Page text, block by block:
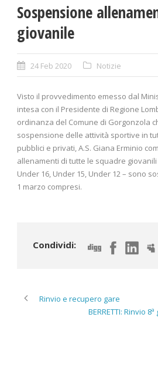
Sospensione
giovanile
24 Feb 2020 Notizie
Visto il provvedimento emesso dal
intesa con il Presidente di Regione
ordinanza del Comune di Gorgonzola
sospensione delle attività sportive in
pubblici e privati, A.S. Giana Erminio
allenamenti di tutte le squadre giovanili
Under 16, Under 15, Under 12 – sono
1 marzo compresi.
Condividi:
Rinvio e recupero gare
BERRETTI: Rinvio